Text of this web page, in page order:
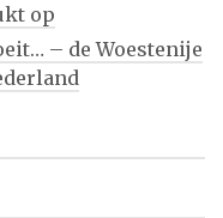
op
– de Woestenije